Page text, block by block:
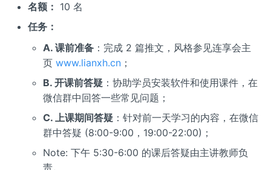
名额： 10 名
任务：
A. 课前准备 ：完成 2 篇推文，风格参见连享会主
页www.lianxh.cn ；
B. 开课前答疑 ：协助学员安装软件和使用课件，在
微信群中回答一些常见问题；
C. 上课期间答疑 ：针对前一天学习的内容，在微信
群中答疑 (8:00-9:00，19:00-22:00)；
Note: 下午 5:30-6:00 的课后答疑由主讲教师负
责。